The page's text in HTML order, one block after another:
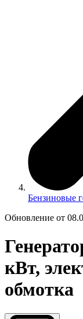
Бензиновые
Обновление от
кВт,
обмотка